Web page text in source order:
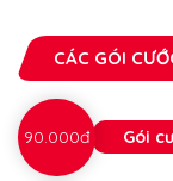
CÁC GÓI
90.000đ Gói